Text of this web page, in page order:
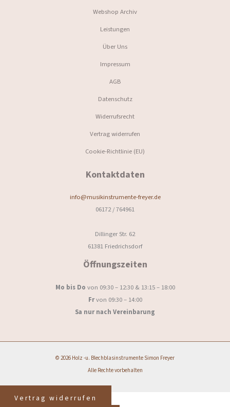
Webshop Archiv
Leistungen
Über Uns
Impressum
AGB
Datenschutz
Widerrufsrecht
Vertrag widerrufen
Cookie-Richtlinie (EU)
Kontaktdaten
info@musikinstrumente-freyer.de
06172 / 764961
Dillinger Str. 62
61381 Friedrichsdorf
Öffnungszeiten
Mo bis Do von 09:30 – 12:30 & 13:15 – 18:00
Frvon 09:30 – 14:00
Sa nur nach Vereinbarung
© 2026 Holz -u. Blechblasinstrumente Simon Freyer
Alle Rechte vorbehalten
Vertrag widerrufen